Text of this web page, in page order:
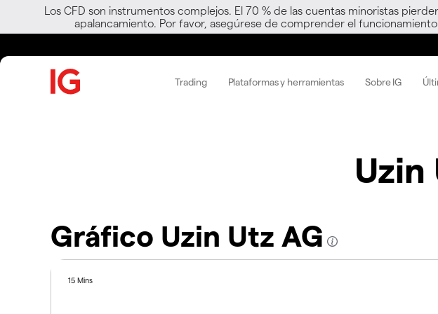
Los CFD son instrumentos complejos. El 70 % de las cuentas minoristas
apalancamiento. Por favor, asegúrese de comprender el
Trading Plataformas y herramientas Sobre IG
Uzin
Gráfico Uzin Utz AG
15 Mins